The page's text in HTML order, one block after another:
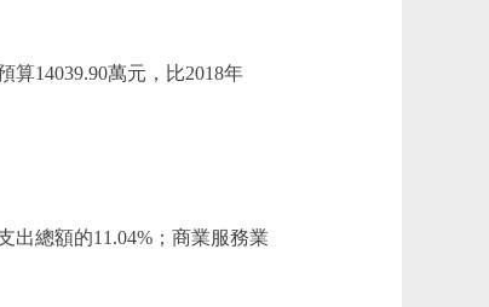
14039.90萬元，比2018年
總額的11.04%；商業服務業